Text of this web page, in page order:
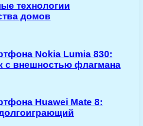
технологии
домов
Nokia Lumia 830:
с внешностью флагмана
Huawei Mate 8: